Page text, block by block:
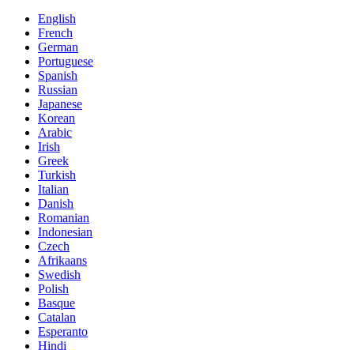
English
French
German
Portuguese
Spanish
Russian
Japanese
Korean
Arabic
Irish
Greek
Turkish
Italian
Danish
Romanian
Indonesian
Czech
Afrikaans
Swedish
Polish
Basque
Catalan
Esperanto
Hindi